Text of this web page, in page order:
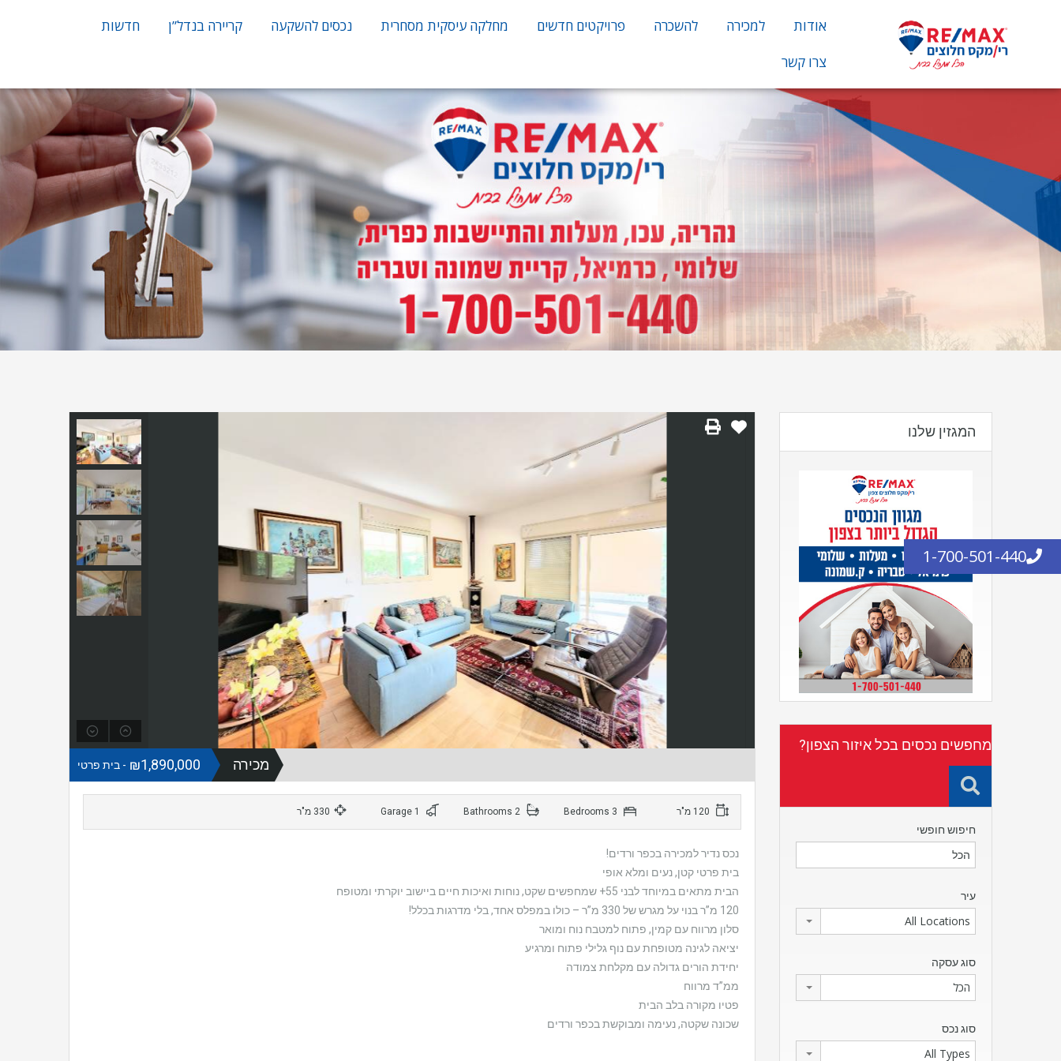
אודות למכירה להשכרה פרויקטים חדשים מחלקה עיסקית מסחרית נכסים להשקעה קריירה בנדל”ן
חדשות
צרו קשר
מכירה ₪1,890,000 - בית פרטי
330 מ"ר
נכס נדיר למכירה בכפר ורדים!
בית פרטי קטן, נעים ומלא אופי
הבית מתאים במיוחד לבני 55+ שמחפשים שקט, נוחות ואיכות חיים ביישוב יוקרתי ומטופח
120 מ”ר בנוי על מגרש של 330 מ”ר – כולו במפלס אחד, בלי מדרגות בכלל!
סלון מרווח עם קמין, פתוח למטבח נוח ומואר
יציאה לגינה מטופחת עם נוף גלילי פתוח ומרגיע
יחידת הורים גדולה עם מקלחת צמודה
ממ”ד מרווח
פטיו מקורה בלב הבית
שכונה שקטה, נעימה ומבוקשת בכפר ורדים
המגזין שלנו
מחפשים נכסים בכל איזור הצפון?
חיפוש חופשי
עיר
All Locations
סוג עסקה
הכל
סוג נכס
All Types
1-700-501-440